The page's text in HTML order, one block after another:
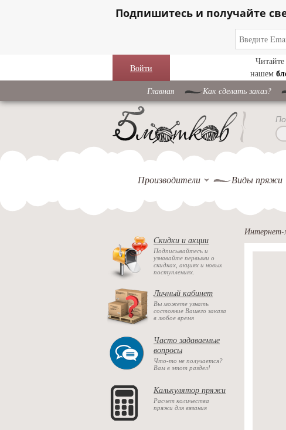
Подпишитесь и получайте
Войти
Читайте
нашем
Главная Как сделать заказ?
Производители Виды пряжи
Скидки и акции
Подписывайтесь и
узнавайте первыми о
скидках, акциях и новых
поступлениях.
Личный кабинет
Вы можете узнать
состояние Вашего заказа
в любое время
Часто задаваемые
вопросы
Что-то не получается?
Вам в этот раздел!
Калькулятор пряжи
Расчет количества
пряжи для вязания
Интернет-